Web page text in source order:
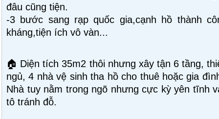
đâu cũng tiện.
-3 bước sang rạp quốc gia,cạnh hồ thành
kháng,tiện ích vô vàn...
🏠 Diện tích 35m2 thôi nhưng xây tận 6 tầng,
ngủ, 4 nhà vệ sinh tha hồ cho thuê hoặc gia
Nhà tuy nằm trong ngõ nhưng cực kỳ yên tĩnh
tô tránh đỗ.